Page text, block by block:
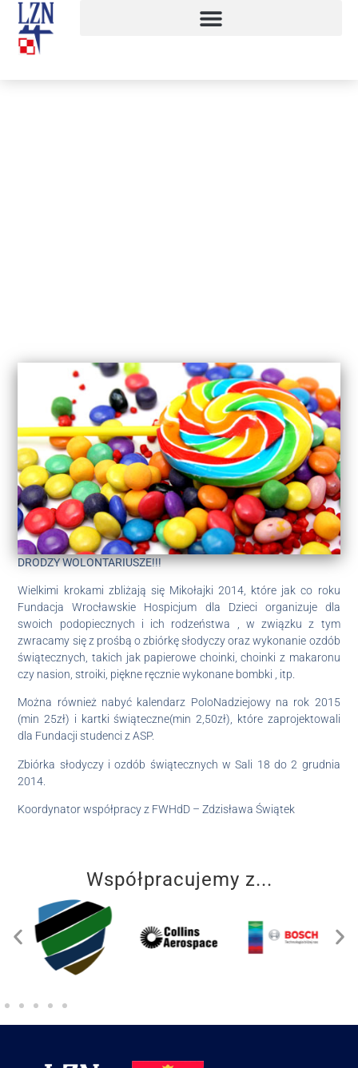
DRODZY WOLONTARIUSZE!!!
Wielkimi krokami zbliżają się Mikołajki 2014, które jak co roku
Fundacja Wrocławskie Hospicjum dla Dzieci organizuje dla
swoich podopiecznych i ich rodzeństwa , w związku z tym
zwracamy się z prośbą o zbiórkę słodyczy oraz wykonanie ozdób
świątecznych, takich jak papierowe choinki, choinki z makaronu
czy nasion, stroiki, piękne ręcznie wykonane bombki , itp.
Można również nabyć kalendarz PoloNadziejowy na rok 2015
(min 25zł) i kartki świąteczne(min 2,50zł), które zaprojektowali
dla Fundacji studenci z ASP.
Zbiórka słodyczy i ozdób świątecznych w Sali 18 do 2 grudnia
2014.
Koordynator współpracy z FWHdD – Zdzisława Świątek
Współpracujemy z...